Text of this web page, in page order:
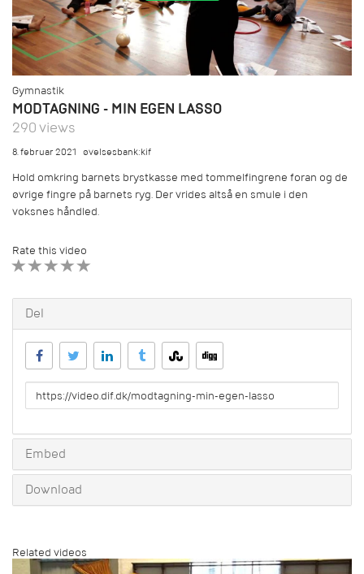
Gymnastik
MODTAGNING - MIN EGEN LASSO
290 views
8. februar 2021 øvelsesbank:kif
Hold omkring barnets brystkasse med tommelfingrene foran og de
øvrige fingre på barnets ryg. Der vrides altså en smule i den
voksnes håndled.
Rate this video
Del
URL
to
Embed
Download
Related videos